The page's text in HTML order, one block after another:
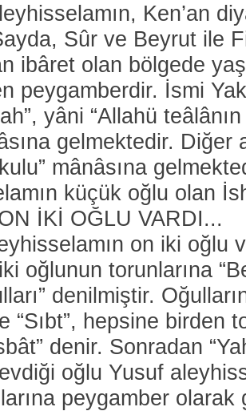
Ken’an
Sûr ve Beyrut ile
ibâret olan bölgede
peygamberdir. İsmi
yâni “Allahü
gelmektedir. Diğer
kulu” mânâsına
küçük oğlu olan
İKİ OĞLU VARDI...
on iki oğlu
oğlunun torunlarına
denilmiştir.
“Sıbt”, hepsine birden
denir. Sonradan
oğlu Yusuf
peygamber olarak